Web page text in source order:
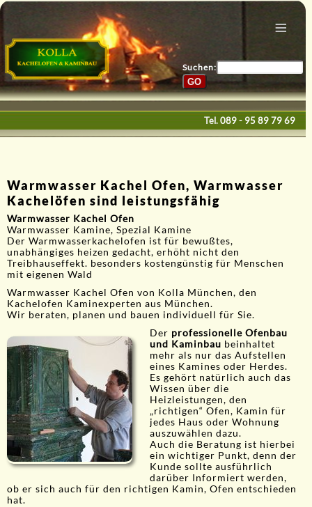
Menu
Bau & Design
Galerie
Service
Suchen:
Tel.089 - 95 89 79 69
Warmwasser Kachel Ofen, Warmwasser
Kachelöfen sind leistungsfähig
Warmwasser Kachel Ofen
Warmwasser Kamine, Spezial Kamine
Der Warmwasserkachelofen ist für bewußtes,
unabhängiges heizen gedacht, erhöht nicht den
Treibhauseffekt. besonders kostengünstig für Menschen
mit eigenen Wald
Warmwasser Kachel Ofen von Kolla München, den
Kachelofen Kaminexperten aus München.
Wir beraten, planen und bauen individuell für Sie.
Der professionelle Ofenbau
und Kaminbau beinhaltet
mehr als nur das Aufstellen
eines Kamines oder Herdes.
Es gehört natürlich auch das
Wissen über die
Heizleistungen, den
„richtigen“ Ofen, Kamin für
jedes Haus oder Wohnung
auszuwählen dazu.
Auch die Beratung ist hierbei
ein wichtiger Punkt, denn der
Kunde sollte ausführlich
darüber Informiert werden,
ob er sich auch für den richtigen Kamin, Ofen entschieden
hat.